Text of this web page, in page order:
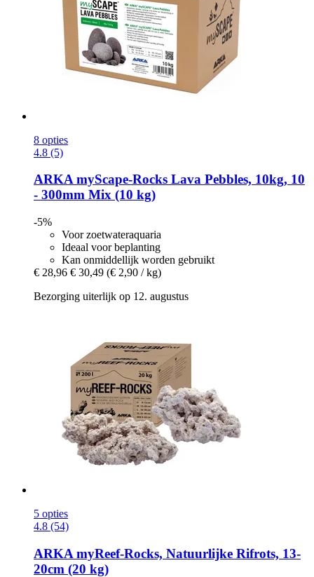
8 opties
4.8 (5)
ARKAmyScape-​Rocks Lava Pebbles, 10kg, 10
-​ 300mm Mix (10 kg)
-5%
Voor zoetwateraquaria
Ideaal voor beplanting
Kan onmiddellijk worden gebruikt
€ 28,96 € 30,49 (€ 2,90 / kg)
Bezorging uiterlijk op 12. augustus
5 opties
4.8 (54)
ARKA myReef-​Rocks, Natuurlijke Rifrots, 13-​
20cm (20 kg)